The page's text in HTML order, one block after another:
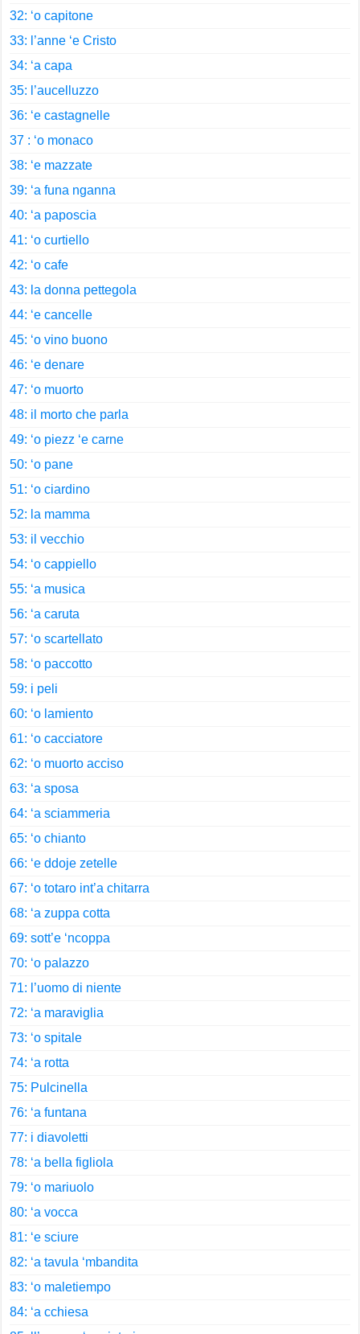
32: ‘o capitone
33: l’anne ‘e Cristo
34: ‘a capa
35: l’aucelluzzo
36: ‘e castagnelle
37 : ‘o monaco
38: ‘e mazzate
39: ‘a funa nganna
40: ‘a paposcia
41: ‘o curtiello
42: ‘o cafe
43: la donna pettegola
44: ‘e cancelle
45: ‘o vino buono
46: ‘e denare
47: ‘o muorto
48: il morto che parla
49: ‘o piezz ‘e carne
50: ‘o pane
51: ‘o ciardino
52: la mamma
53: il vecchio
54: ‘o cappiello
55: ‘a musica
56: ‘a caruta
57: ‘o scartellato
58: ‘o paccotto
59: i peli
60: ‘o lamiento
61: ‘o cacciatore
62: ‘o muorto acciso
63: ‘a sposa
64: ‘a sciammeria
65: ‘o chianto
66: ‘e ddoje zetelle
67: ‘o totaro int’a chitarra
68: ‘a zuppa cotta
69: sott’e ‘ncoppa
70: ‘o palazzo
71: l’uomo di niente
72: ‘a maraviglia
73: ‘o spitale
74: ‘a rotta
75: Pulcinella
76: ‘a funtana
77: i diavoletti
78: ‘a bella figliola
79: ‘o mariuolo
80: ‘a vocca
81: ‘e sciure
82: ‘a tavula ‘mbandita
83: ‘o maletiempo
84: ‘a cchiesa